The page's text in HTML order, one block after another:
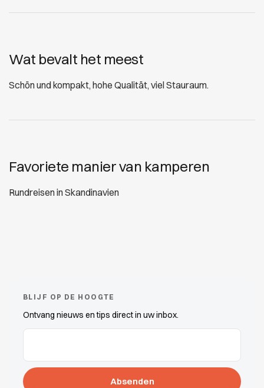
Wat bevalt het meest
Schön und kompakt, hohe Qualität, viel Stauraum.
Favoriete manier van kamperen
Rundreisen in Skandinavien
BLIJF OP DE HOOGTE
Ontvang nieuws en tips direct in uw inbox.
E-Mail-Adressen